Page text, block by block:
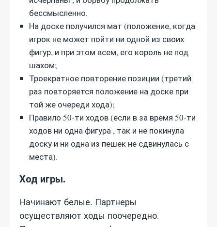
бессмысленно.
На доске получился мат (положение, когда
игрок не может пойти ни одной из своих
фигур, и при этом всем, его король не под
шахом;
Троекратное повторение позиции (третий
раз повторяется положение на доске при
той же очереди хода);
Правило 50-ти ходов (если в за время 50-ти
ходов ни одна фигура , так и не покинула
доску и ни одна из пешек не сдвинулась с
места).
Ход игры.
Начинают белые. Партнеры
осуществляют ходы поочередно.